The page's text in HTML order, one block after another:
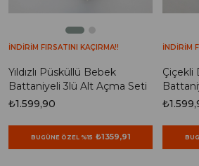
Yıldızlı Püsküllü Bebek
Battaniyeli 3lü Alt Açma Seti
₺1.599,90
BUGÜNE ÖZEL %15 ₺1359,91
İNDİRİM FIRSATINI KAÇIRMA!!
Çiçekli
İNDİRİM